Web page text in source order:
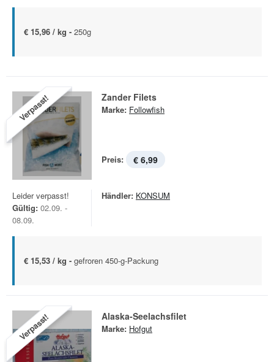
€ 15,96 / kg - 250g
Verpasst! Zander Filets
Marke: Followfish
Preis: € 6,99
Leider verpasst!
Gültig: 02.09. -
08.09.
Händler: KONSUM
€ 15,53 / kg - gefroren 450-g-Packung
Verpasst! Alaska-Seelachsfilet
Marke: Hofgut